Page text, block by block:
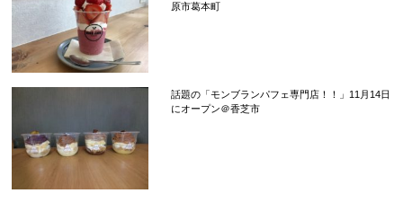
原市葛本町
話題の「モンブランパフェ専門店！！」11月14日
にオープン＠香芝市